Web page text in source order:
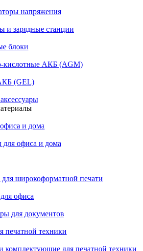
напряжения
и зарядные станции
блоки
кислотные АКБ (AGM)
(GEL)
и дома
офиса и дома
широкоформатной печати
офиса
для документов
печатной техники
комплектующие для печатной техники